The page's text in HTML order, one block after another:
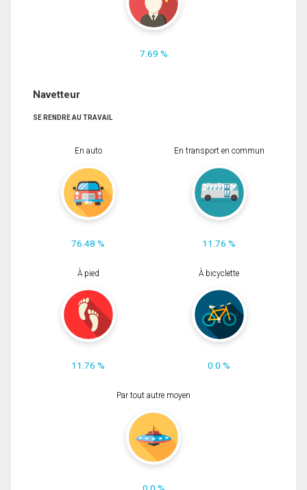
7.69 %
Navetteur
SE RENDRE AU TRAVAIL
En auto
76.48 %
En transport en commun
11.76 %
À pied
11.76 %
À bicyclette
0.0 %
Par tout autre moyen